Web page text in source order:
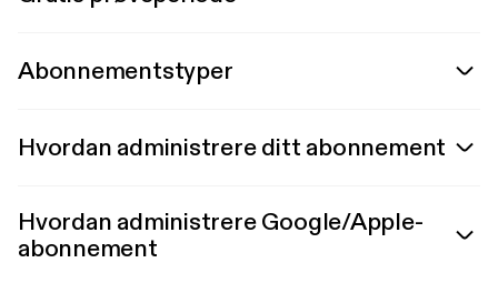
Abonnementstyper
Hvordan administrere ditt abonnement
Hvordan administrere Google/Apple-
abonnement